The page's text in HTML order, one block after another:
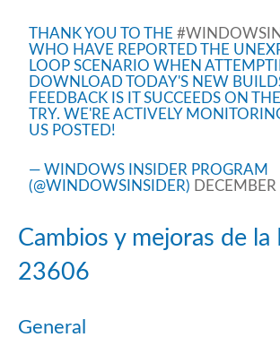
THANK YOU TO THE
WHO HAVE REPORTED THE
LOOP SCENARIO WHEN
DOWNLOAD TODAY'S NEW
FEEDBACK IS IT SUCCEEDS ON
TRY. WE'RE ACTIVELY
US POSTED!
— WINDOWS INSIDER PROGRAM
(@WINDOWSINSIDER)
Cambios y mejoras de la
23606
General